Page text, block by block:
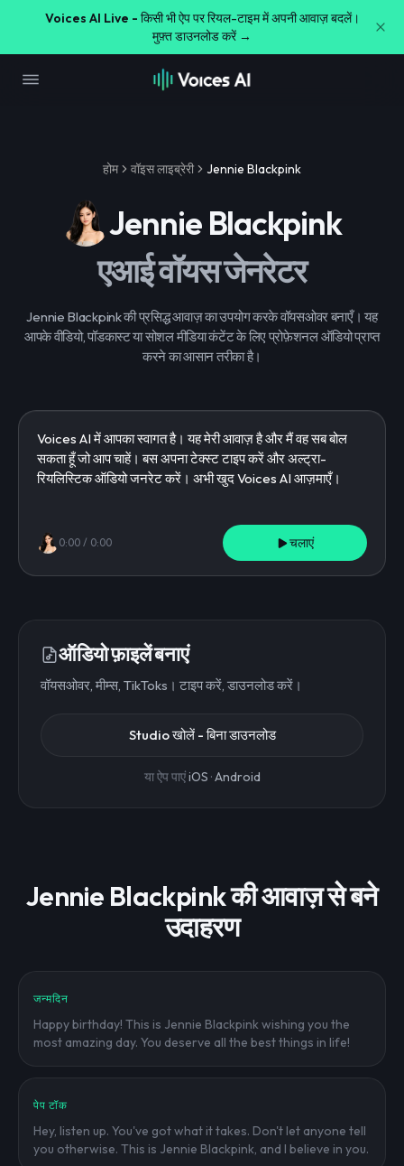
Voices AI Live - किसी भी ऐप पर रियल-टाइम में अपनी आवाज़ बदलें।
मुफ़्त डाउनलोड करें →
होम वॉइस लाइब्रेरी Jennie Blackpink
Jennie Blackpink
एआई वॉयस जेनरेटर
Jennie Blackpink की प्रसिद्ध आवाज़ का उपयोग करके वॉयसओवर बनाएँ। यह
आपके वीडियो, पॉडकास्ट या सोशल मीडिया कंटेंट के लिए प्रोफ़ेशनल ऑडियो प्राप्त
करने का आसान तरीका है।
0:00 / 0:00 चलाएं
ऑडियो फ़ाइलें बनाएं
वॉयसओवर, मीम्स, TikToks। टाइप करें, डाउनलोड करें।
Studio खोलें - बिना डाउनलोड
या ऐप पाएंiOS ·Android
Jennie Blackpink की आवाज़ से बने
उदाहरण
जन्मदिन
Happy birthday! This is Jennie Blackpink wishing you the
most amazing day. You deserve all the best things in life!
पेप टॉक
Hey, listen up. You've got what it takes. Don't let anyone tell
you otherwise. This is Jennie Blackpink, and I believe in you.